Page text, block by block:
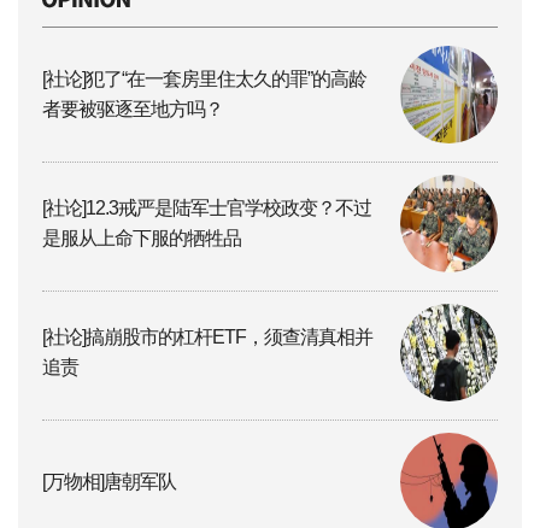
[社论]犯了“在一套房里住太久的罪”的高龄
者要被驱逐至地方吗？
[社论]12.3戒严是陆军士官学校政变？不过
是服从上命下服的牺牲品
[社论]搞崩股市的杠杆ETF，须查清真相并
追责
[万物相]唐朝军队